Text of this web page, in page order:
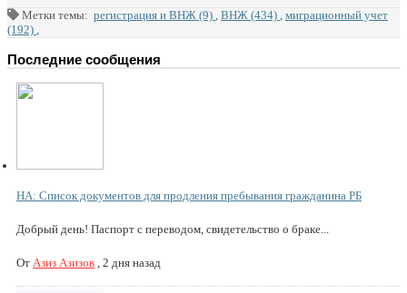
Метки темы: регистрация и ВНЖ (9) , ВНЖ (434) , миграционный учет
(192) ,
Последние сообщения
НА: Список документов для продления пребывания гражданина РБ
Добрый день! Паспорт с переводом, свидетельство о браке...
От Азиз Азизов , 2 дня назад